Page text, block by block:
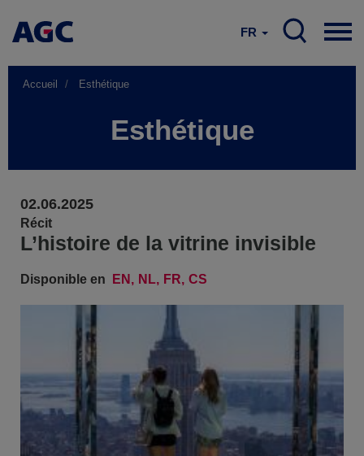
FR
Accueil Esthétique
Esthétique
02.06.2025
Récit
L’histoire de la vitrine invisible
Disponible en EN NL FR CS